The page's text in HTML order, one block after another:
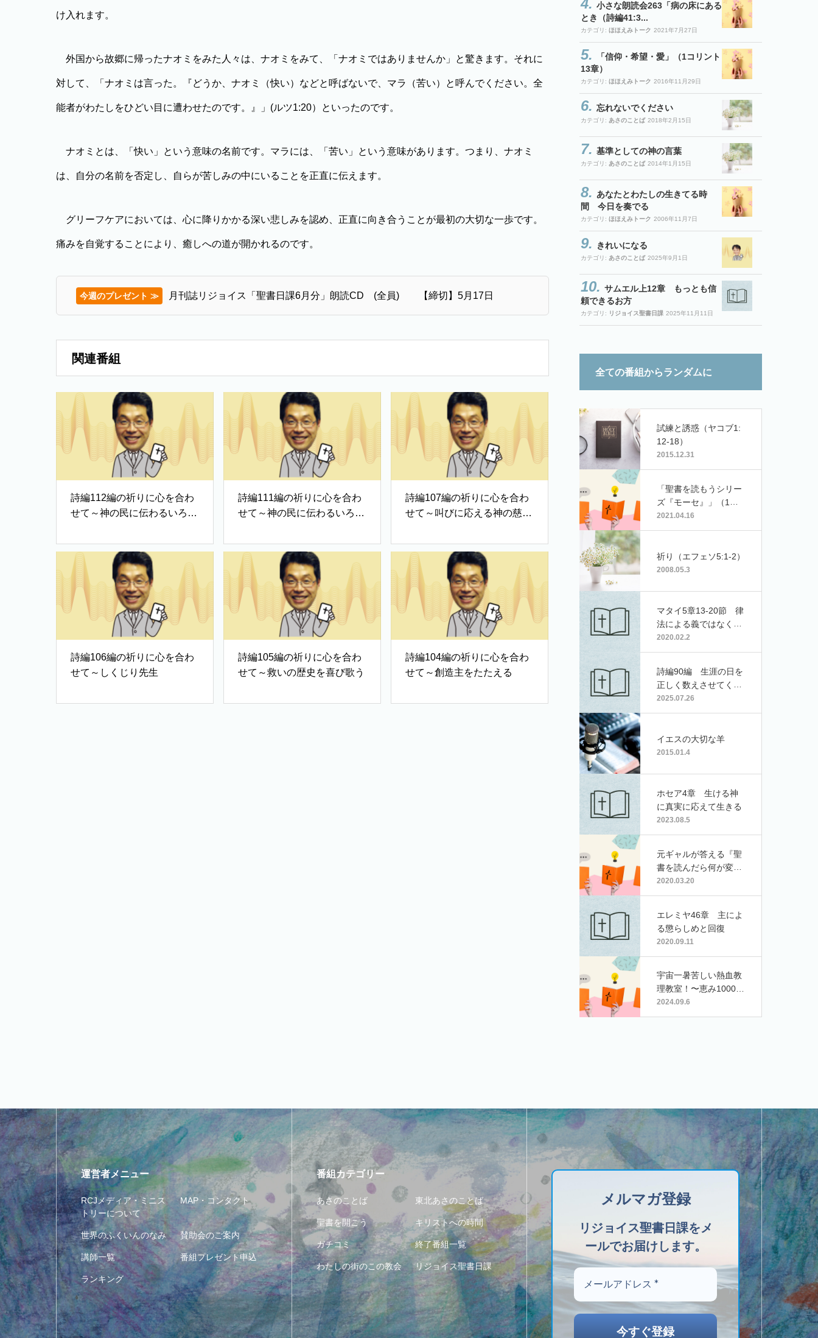
け入れます。
外国から故郷に帰ったナオミをみた人々は、ナオミをみて、「ナオミではありませんか」と驚きます。それに
対して、「ナオミは言った。『どうか、ナオミ（快い）などと呼ばないで、マラ（苦い）と呼んでください。全
能者がわたしをひどい目に遭わせたのです。』」(ルツ1:20）といったのです。
ナオミとは、「快い」という意味の名前です。マラには、「苦い」という意味があります。つまり、ナオミ
は、自分の名前を否定し、自らが苦しみの中にいることを正直に伝えます。
グリーフケアにおいては、心に降りかかる深い悲しみを認め、正直に向き合うことが最初の大切な一歩です。
痛みを自覚することにより、癒しへの道が開かれるのです。
今週のプレゼント ≫ 月刊誌リジョイス「聖書日課6月分」朗読CD (全員) 【締切】5月17日
関連番組
詩編112編の祈りに心を合わ
せて～神の民に伝わるいろは
詩編111編の祈りに心を合わ
せて～神の民に伝わるいろは
詩編107編の祈りに心を合わ
せて～叫びに応える神の慈し
詩編106編の祈りに心を合わ
せて～しくじり先生
詩編105編の祈りに心を合わ
せて～救いの歴史を喜び歌う
詩編104編の祈りに心を合わ
せて～創造主をたたえる
小さな朗読会263「病の床にある
とき（詩編41:3...
カテゴリ: ほほえみトーク 2021年7月27日
「信仰・希望・愛」（1コリント
13章）
カテゴリ: ほほえみトーク 2016年11月29日
忘れないでください
カテゴリ: あさのことば 2018年2月15日
基準としての神の言葉
カテゴリ: あさのことば 2014年1月15日
あなたとわたしの生きてる時
間 今日を奏でる
カテゴリ: ほほえみトーク 2006年11月7日
きれいになる
カテゴリ: あさのことば 2025年9月1日
サムエル上12章 もっとも信
頼できるお方
カテゴリ: リジョイス聖書日課 2025年11月11日
全ての番組からランダムに
試練と誘惑（ヤコブ1:
12-18）
2015.12.31
「聖書を読もうシリー
ズ『モーセ』」（1）
ゲスト：プチトマト
2021.04.16
祈り（エフェソ5:1-2）
2008.05.3
マタイ5章13-20節 律
法による義ではなく、
信仰による義
2020.02.2
詩編90編 生涯の日を
正しく数えさせてくだ
さい
2025.07.26
イエスの大切な羊
2015.01.4
ホセア4章 生ける神
に真実に応えて生きる
2023.08.5
元ギャルが答える『聖
書を読んだら何が変わ
るの?』ゲスト：マラ
イア
2020.03.20
エレミヤ46章 主によ
る懲らしめと回復
2020.09.11
宇宙一暑苦しい熱血教
理教室！〜恵み1000％
契約！？
2024.09.6
運営者メニュー
RCJメディア・ミニス
トリーについて
MAP・コンタクト
世界のふくいんのなみ 賛助会のご案内
講師一覧 番組プレゼント申込
ランキング
番組カテゴリー
あさのことば 東北あさのことば
聖書を開こう キリストへの時間
ガチコミ 終了番組一覧
わたしの街のこの教会 リジョイス聖書日課
メルマガ登録
リジョイス聖書日課をメ
ールでお届けします。